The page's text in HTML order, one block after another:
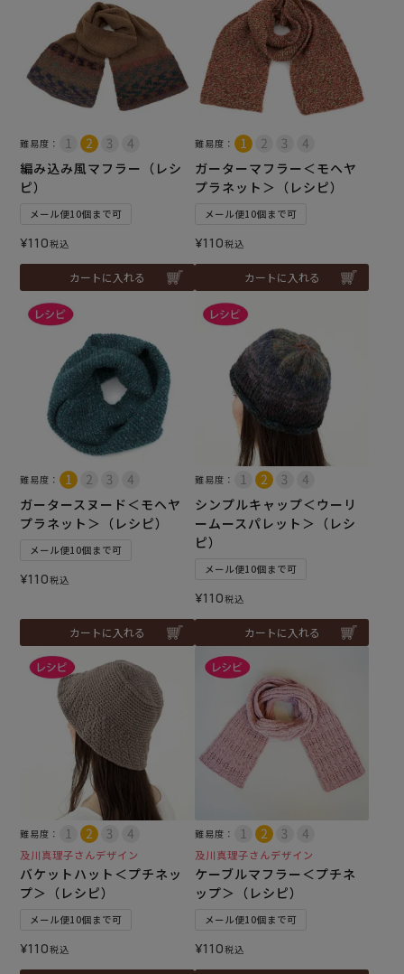
難易度：
編み込み風マフラー（レシ
ピ）
メール便10個まで可
¥110税込
カートに入れる
難易度：
ガーターマフラー＜モヘヤ
プラネット＞（レシピ）
メール便10個まで可
¥110税込
カートに入れる
難易度：
ガータースヌード＜モヘヤ
プラネット＞（レシピ）
メール便10個まで可
¥110税込
カートに入れる
難易度：
シンプルキャップ＜ウーリ
ームースパレット＞（レシ
ピ）
メール便10個まで可
¥110税込
カートに入れる
難易度：
及川真理子さんデザイン
バケットハット＜プチネッ
プ＞（レシピ）
メール便10個まで可
¥110税込
難易度：
及川真理子さんデザイン
ケーブルマフラー＜プチネ
ップ＞（レシピ）
メール便10個まで可
¥110税込